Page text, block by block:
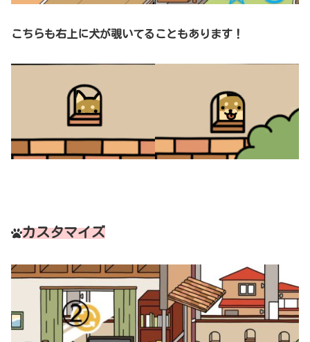
こちらも右上に犬が覗いてることもあります！
カスタマイズ